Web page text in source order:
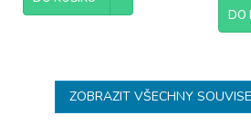
DO
ZOBRAZIT VŠECHNY